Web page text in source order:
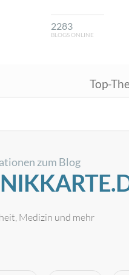
2283
BLOGS ONLINE
Top-
zum Blog
Medizin und mehr